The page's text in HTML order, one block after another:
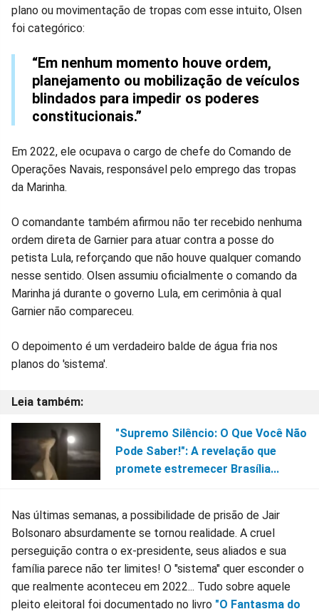
plano ou movimentação de tropas com esse intuito, Olsen
foi categórico:
“Em nenhum momento houve ordem,
planejamento ou mobilização de veículos
blindados para impedir os poderes
constitucionais.”
Em 2022, ele ocupava o cargo de chefe do Comando de
Operações Navais, responsável pelo emprego das tropas
da Marinha.
O comandante também afirmou não ter recebido nenhuma
ordem direta de Garnier para atuar contra a posse do
petista Lula, reforçando que não houve qualquer comando
nesse sentido. Olsen assumiu oficialmente o comando da
Marinha já durante o governo Lula, em cerimônia à qual
Garnier não compareceu.
O depoimento é um verdadeiro balde de água fria nos
planos do 'sistema'.
"Supremo Silêncio: O Que Você Não
Pode Saber!": A revelação que
promete estremecer Brasília...
Nas últimas semanas, a possibilidade de prisão de Jair
Bolsonaro absurdamente se tornou realidade. A cruel
perseguição contra o ex-presidente, seus aliados e sua
família parece não ter limites! O "sistema" quer esconder o
que realmente aconteceu em 2022... Tudo sobre aquele
pleito eleitoral foi documentado no livro "O Fantasma do